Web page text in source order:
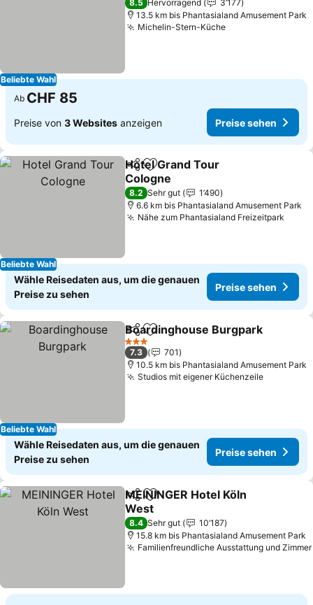
Beliebte Wahl
8.5 Hervorragend
3’177
13.5 km bis Phantasialand Amusement Park
Michelin-Stern-Küche
Ab CHF 85
Preise von 3 Websites anzeigen Preise sehen
Beliebte Wahl
TeilenZu Favoriten hinzufügen
Hotel Grand Tour
Cologne
8.2 Sehr gut
1’490
6.6 km bis Phantasialand Amusement Park
Nähe zum Phantasialand Freizeitpark
Wähle Reisedaten aus, um die genauen
Preise zu sehen
Preise sehen
Beliebte Wahl
TeilenZu Favoriten hinzufügen
Boardinghouse Burgpark
3 Sterne
7.3
701
10.5 km bis Phantasialand Amusement Park
Studios mit eigener Küchenzeile
Wähle Reisedaten aus, um die genauen
Preise zu sehen
Preise sehen
TeilenZu Favoriten hinzufügen
MEININGER Hotel Köln
West
8.4 Sehr gut
10’187
15.8 km bis Phantasialand Amusement Park
Familienfreundliche Ausstattung und Zimmer